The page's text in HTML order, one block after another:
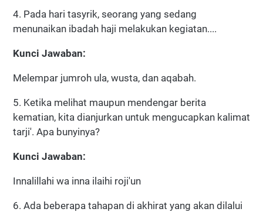
4. Pada hari tasyrik, seorang yang sedang
menunaikan ibadah haji melakukan kegiatan....
Kunci Jawaban:
Melempar jumroh ula, wusta, dan aqabah.
5. Ketika melihat maupun mendengar berita
kematian, kita dianjurkan untuk mengucapkan kalimat
tarji'. Apa bunyinya?
Kunci Jawaban:
Innalillahi wa inna ilaihi roji'un
6. Ada beberapa tahapan di akhirat yang akan dilalui